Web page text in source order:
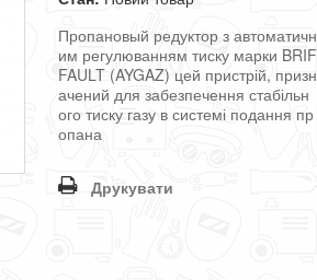
Пропановый редуктор з автоматичн
им регулюванням тиску марки BRIF
FAULT (AYGAZ) цей пристрій, призн
ачений для забезпечення стабільн
ого тиску газу в системі подання пр
опана
Друкувати